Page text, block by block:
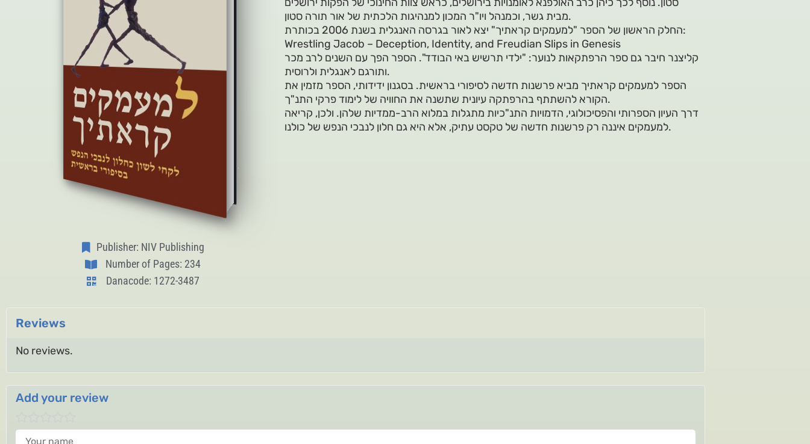
Publisher: NIV Publishing
Number of Pages: 234
Danacode: 1272-3487
מבית גשר, וכמנהל ויו"ר המכון למנהיגות הלכתית של אור תורה סטון.
החלק הראשון של הספר "למעמקים קראתיך" יצא לאור בגרסה האנגלית בשנת 2006 בכותרת:
Wrestling Jacob – Deception, Identity, and Freudian Slips in Genesis
קליצנר חיבר גם ספר הרפתקאות לנוער: "ילדי תרשיש באי הבודד". הספר הפך עם השנים לרב מכר
ותורגם לאנגלית ולרוסית.
הספר למעמקים קראתיך מביא פרשנות חדשה לסיפורי בראשית. בסגנון ידידותי, הספר מזמין את
הקורא להשתתף בהרפתקה עיונית שתשנה את החוויה של לימוד פרקי התנ"ך.
דרך העיון הספרותי והפסיכולוגי, הדמויות התנ"כיות מתגלות במלוא הרב-ממדיות שלהן. ולכן, קריאה
למעמקים איננה רק פרשנות חדשה של טקסט עתיק, אלא היא גם חלון לנבכי הנפש של כולנו.
Reviews
No reviews.
Add your review
Your name